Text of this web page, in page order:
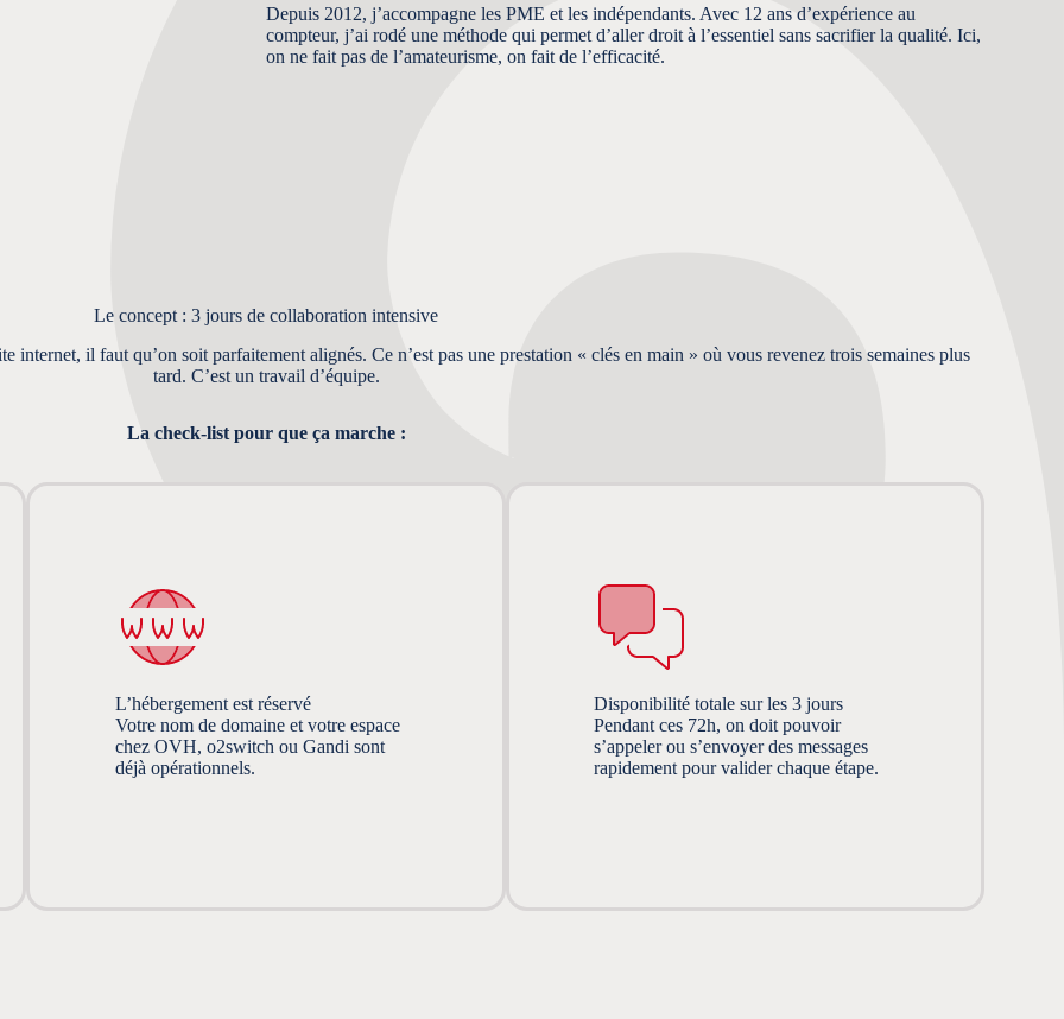
Depuis 2012, j’accompagne les PME et les indépendants. Avec 12 ans d’expérience au
compteur, j’ai rodé une méthode qui permet d’aller droit à l’essentiel sans sacrifier la qualité. Ici,
on ne fait pas de l’amateurisme, on fait de l’efficacité.
Le concept : 3 jours de collaboration intensive
internet, il faut qu’on soit parfaitement alignés. Ce n’est pas une prestation « clés en main » où vous revenez trois semaines plus
tard. C’est un travail d’équipe.
La check-list pour que ça marche :
L’hébergement est réservé
Votre nom de domaine et votre espace
chez OVH, o2switch ou Gandi sont
déjà opérationnels.
Disponibilité totale sur les 3 jours
Pendant ces 72h, on doit pouvoir
s’appeler ou s’envoyer des messages
rapidement pour valider chaque étape.